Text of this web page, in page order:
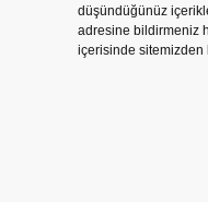
düşündüğünüz
adresine bildirmeniz
içerisinde sitemizden